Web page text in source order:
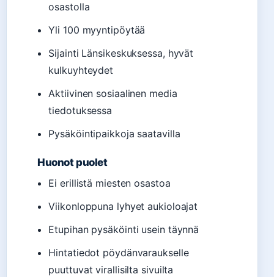
osastolla
Yli 100 myyntipöytää
Sijainti Länsikeskuksessa, hyvät
kulkuyhteydet
Aktiivinen sosiaalinen media
tiedotuksessa
Pysäköintipaikkoja saatavilla
Huonot puolet
Ei erillistä miesten osastoa
Viikonloppuna lyhyet aukioloajat
Etupihan pysäköinti usein täynnä
Hintatiedot pöydänvaraukselle
puuttuvat virallisilta sivuilta